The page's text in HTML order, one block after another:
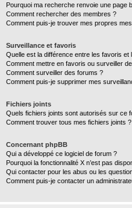
Pourquoi ma recherche renvoie une page
Comment rechercher des membres ?
Comment puis-je trouver mes propres
Surveillance et favoris
Quelle est la différence entre les favoris et
Comment mettre en favoris ou surveiller
Comment surveiller des forums ?
Comment puis-je supprimer mes
Fichiers joints
Quels fichiers joints sont autorisés sur ce
Comment trouver tous mes fichiers joints ?
Concernant phpBB
Qui a développé ce logiciel de forum ?
Pourquoi la fonctionnalité X n’est pas
Qui contacter pour les abus ou les
Comment puis-je contacter un